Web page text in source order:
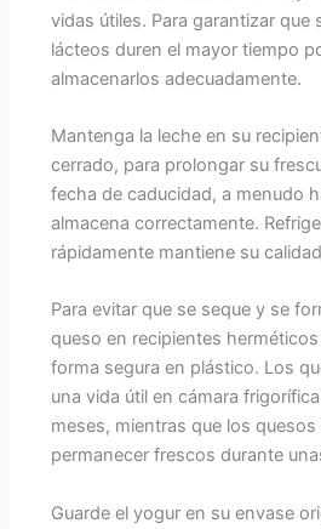
vidas útiles. Para garantizar que
lácteos duren el mayor tiempo
almacenarlos adecuadamente.
Mantenga la leche en su
cerrado, para prolongar su
fecha de caducidad, a menudo
almacena correctamente.
rápidamente mantiene su
Para evitar que se seque y se
queso en recipientes
forma segura en plástico. Los
una vida útil en cámara
meses, mientras que los
permanecer frescos durante
Guarde el yogur en su envase